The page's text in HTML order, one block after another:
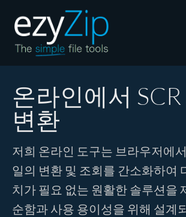
압축 해제
변환
기타 도구
온라인에서 SCR
변환
저희 온라인 도구는 브라우저에
일의 변환 및 조회를 간소화하여
치가 필요 없는 원활한 솔루션을
순함과 사용 용이성을 위해 설계